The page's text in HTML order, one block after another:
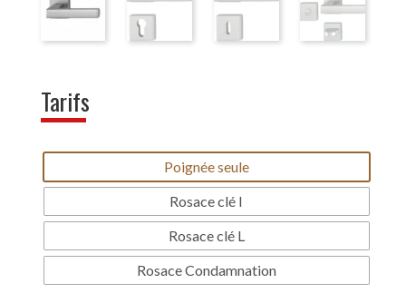
Tarifs
Poignée seule
Rosace clé I
Rosace clé L
Rosace Condamnation